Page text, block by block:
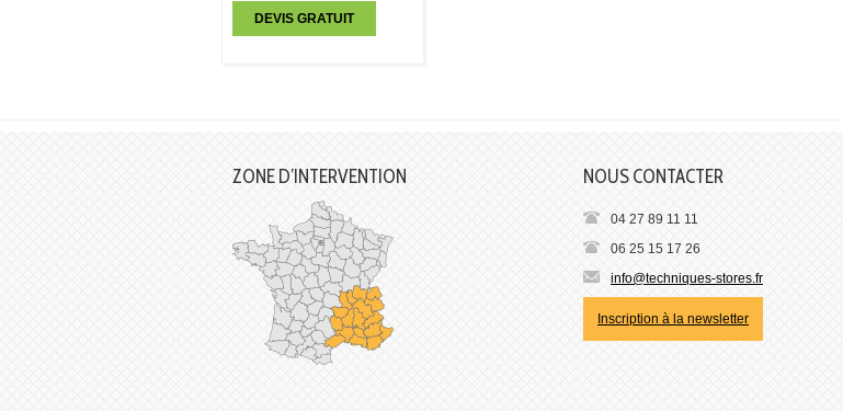
ZONE D’INTERVENTION NOUS CONTACTER
04 27 89 11 11
06 25 15 17 26
info@techniques-stores.fr
Inscription à la newsletter